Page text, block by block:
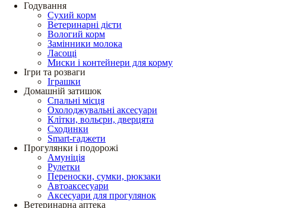
Годування
Сухий корм
Ветеринарні дієти
Вологий корм
Замінники молока
Ласощі
Миски і контейнери для корму
Ігри та розваги
Іграшки
Домашній затишок
Спальні місця
Охолоджувальні аксесуари
Клітки, вольєри, дверцята
Сходинки
Smart-гаджети
Прогулянки і подорожі
Амуніція
Рулетки
Переноски, сумки, рюкзаки
Автоаксесуари
Аксесуари для прогулянок
Ветеринарна аптека